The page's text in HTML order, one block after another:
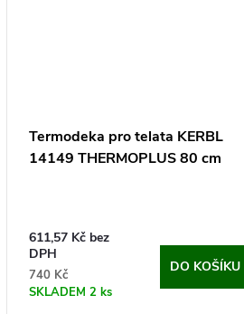
Termodeka pro telata KERBL
14149 THERMOPLUS 80 cm
611,57 Kč bez
DPH
740 Kč
SKLADEM 2 ks
DO KOŠÍKU